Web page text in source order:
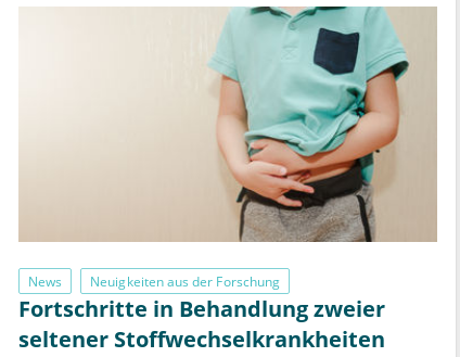
News Neuigkeiten aus der Forschung
Fortschritte in Behandlung zweier
seltener Stoffwechselkrankheiten